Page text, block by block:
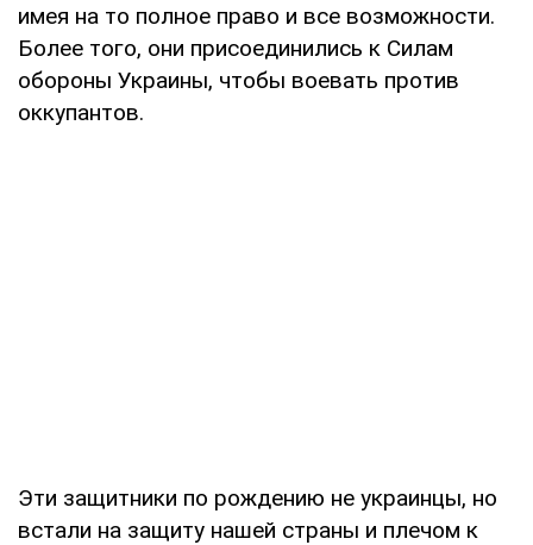
имея на то полное право и все возможности.
Более того, они присоединились к Силам
обороны Украины, чтобы воевать против
оккупантов.
Эти защитники по рождению не украинцы, но
встали на защиту нашей страны и плечом к